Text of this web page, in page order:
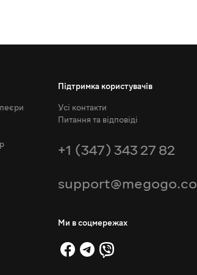
Підтримка користувачів
Усі контакти
Питання та відповіді
+1 (347) 343 27 82
Ми в соцмережах